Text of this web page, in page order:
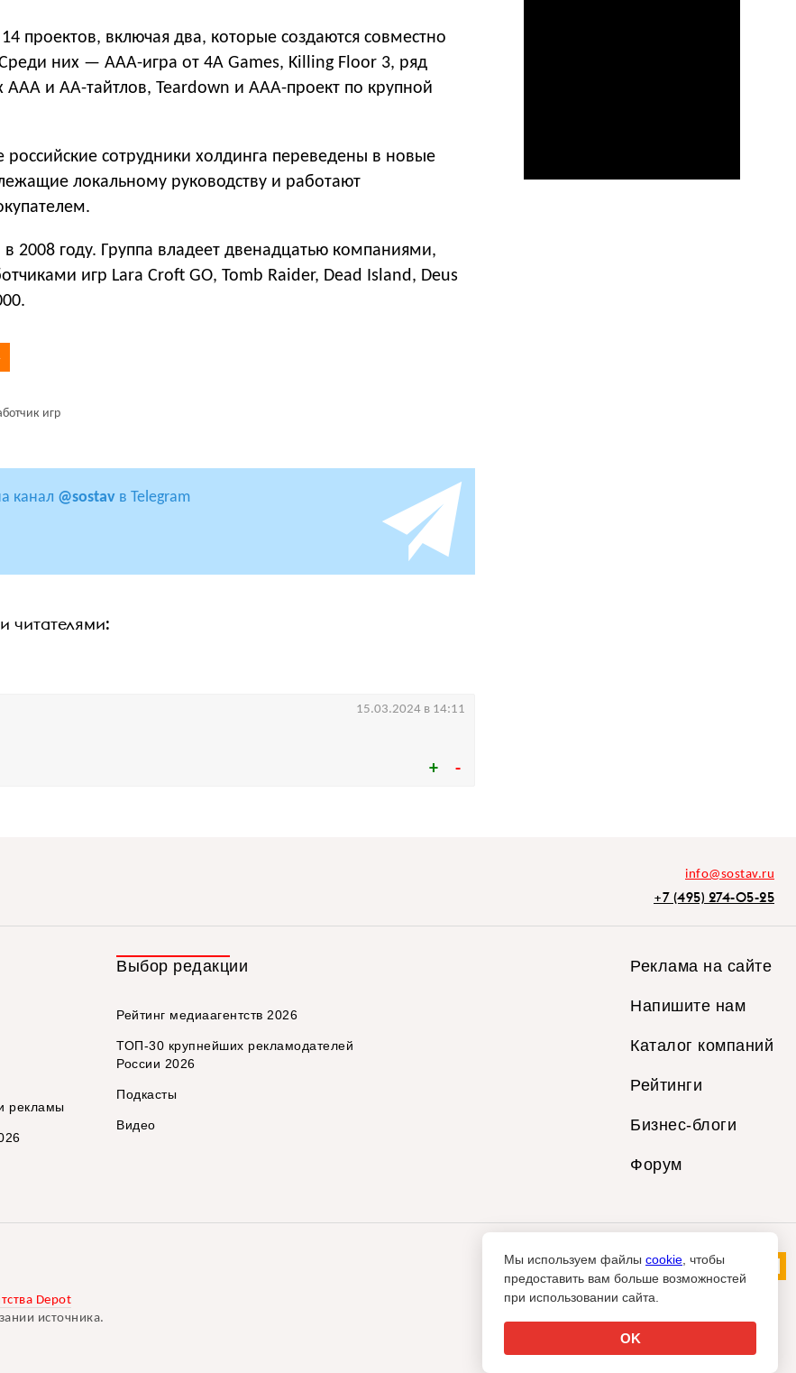
проектов, включая два, которые создаются совместно
них — AAA-игра от 4A Games, Killing Floor 3, ряд
и AA-тайтлов, Teardown и AAA-проект по крупной
российские сотрудники холдинга переведены в новые
локальному руководству и работают
2008 году. Группа владеет двенадцатью компаниями,
игр Lara Croft GO, Tomb Raider, Dead Island, Deus
игр
канал @sostav в Telegram
читателями:
15.03.2024 в 14:11
info@sostav.ru
+7 (495) 274-05-25
рекламы
Выбор редакции
Рейтинг медиаагентств 2026
ТОП-30 крупнейших рекламодателей
России 2026
Подкасты
Видео
Реклама на сайте
Напишите нам
Каталог компаний
Рейтинги
Бизнес-блоги
Форум
Depot
источника.
Мы используем файлы cookie , чтобы
предоставить вам больше возможностей
при использовании сайта.
OK